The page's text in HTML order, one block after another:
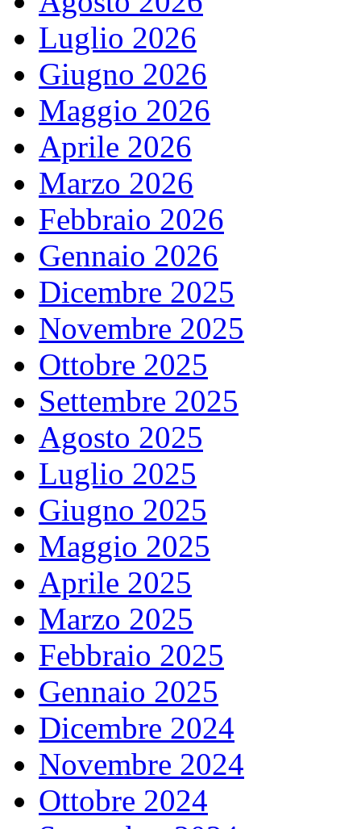
Luglio 2026
Giugno 2026
Maggio 2026
Aprile 2026
Marzo 2026
Febbraio 2026
Gennaio 2026
Dicembre 2025
Novembre 2025
Ottobre 2025
Settembre 2025
Agosto 2025
Luglio 2025
Giugno 2025
Maggio 2025
Aprile 2025
Marzo 2025
Febbraio 2025
Gennaio 2025
Dicembre 2024
Novembre 2024
Ottobre 2024